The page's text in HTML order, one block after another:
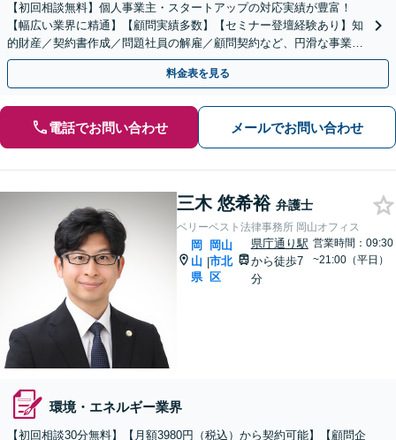
【初回相談無料】個人事業主・スタートアップの対応実績が豊富！
【幅広い業界に精通】【顧問実績多数】【セミナー登壇経験あり】知
的財産／契約書作成／問題社員の解雇／顧問契約など、円滑な事業運
営をサポートします【土日祝・夜間対応】【岡山駅10分】
料金表を見る
電話でお問い合わせ メールでお問い合わせ
三木 悠希裕 弁護士
ベリーベスト法律事務所 岡山オフィス
岡
山
県
|
岡山
市北
区
県庁通り駅
から徒歩7
分
営業時間：09:30
~21:00（平日）
環境・エネルギー業界
【初回相談30分無料】【月額3980円（税込）から契約可能】【顧問企